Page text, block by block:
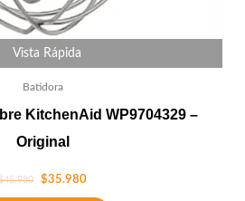
Vista Rápida
Batidora
KitchenAid WP9704329 –
Original
45.980 $35.980